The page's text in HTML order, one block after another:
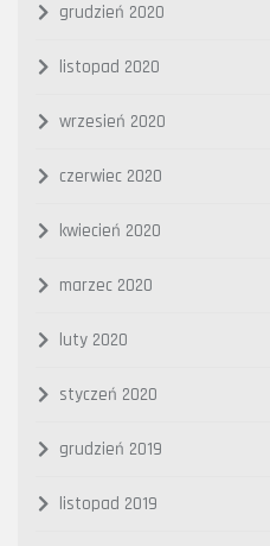
grudzień 2020
listopad 2020
wrzesień 2020
czerwiec 2020
kwiecień 2020
marzec 2020
luty 2020
styczeń 2020
grudzień 2019
listopad 2019